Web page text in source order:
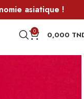
asiatique !
0 0,000